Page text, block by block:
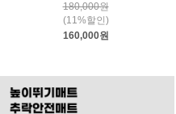
180,000원
(11%할인)
160,000원